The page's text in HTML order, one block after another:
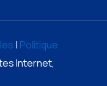
| Politique
Internet,